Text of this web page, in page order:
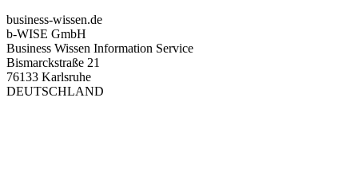
business-wissen.de
b-WISE GmbH
Business Wissen Information Service
Bismarckstraße 21
76133 Karlsruhe
DEUTSCHLAND